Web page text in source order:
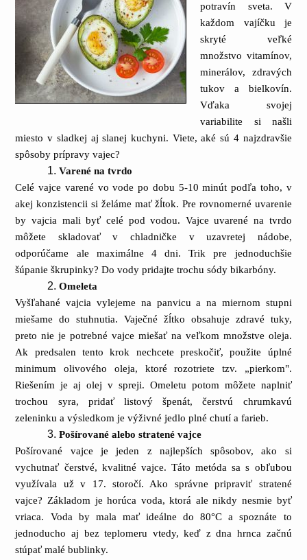
potravín sveta. V
každom vajíčku je
skryté veľké
množstvo vitamínov,
minerálov, zdravých
tukov a bielkovín.
Vďaka svojej
variabilite si našli
miesto v sladkej aj slanej kuchyni. Viete, aké sú 4 najzdravšie
spôsoby prípravy vajec?
Varené na tvrdo
Celé vajce varené vo vode po dobu 5-10 minút podľa toho, v
akej konzistencii si želáme mať žĺtok. Pre rovnomerné uvarenie
by vajcia mali byť celé pod vodou. Vajce uvarené na tvrdo
môžete skladovať v chladničke v uzavretej nádobe,
odporúčame ale maximálne 4 dni. Trik pre jednoduchšie
šúpanie škrupinky? Do vody pridajte trochu sódy bikarbóny.
Omeleta
Vyšľahané vajcia vylejeme na panvicu a na miernom stupni
miešame do stuhnutia. Vaječné žĺtko obsahuje zdravé tuky,
preto nie je potrebné vajce miešať na veľkom množstve oleja.
Ak predsalen tento krok nechcete preskočiť, použite úplné
minimum olivového oleja, ktoré rozotriete tzv. „pierkom".
Riešením je aj olej v spreji. Omeletu potom môžete naplniť
trochou syra, pridať listový špenát, čerstvú chrumkavú
zeleninku a výsledkom je výživné jedlo plné chutí a farieb.
Pošírované alebo stratené vajce
Pošírované vajce je jeden z najlepších spôsobov, ako si
vychutnať čerstvé, kvalitné vajce. Táto metóda sa s obľubou
využívala už v 17. storočí. Ako správne pripraviť stratené
vajce? Základom je horúca voda, ktorá ale nikdy nesmie byť
vriaca. Voda by mala mať ideálne do 80°C a spoznáte to
jednoducho aj bez teplomeru vtedy, keď z dna hrnca začnú
stúpať malé bublinky.